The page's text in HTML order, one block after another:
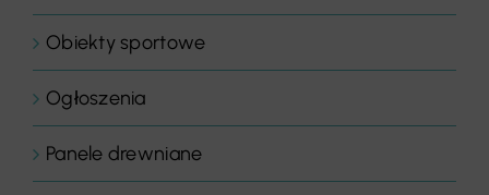
Obiekty sportowe
Ogłoszenia
Panele drewniane